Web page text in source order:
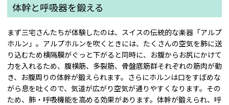
体幹と呼吸器を鍛える
まず三宅さんたちが体験したのは、スイスの伝統的な楽器「アルプ
ホルン」。アルプホルンを吹くときには、たくさんの空気を肺に送
り込むため横隔膜がぐっと下がると同時に、お腹からお尻にかけて
力を入れるため、腹横筋、多裂筋、骨盤底筋群それぞれの筋肉が動
き、お腹周りの体幹が鍛えられます。さらにホルンは口をすぼめな
がら息を吐くので、気道が広がり空気が通りやすくなります。その
ため、肺・呼吸機能を高める効果があります。体幹が鍛えられ、呼